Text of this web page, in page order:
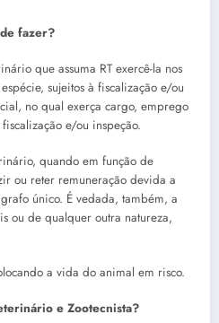
fazer?
que assuma RT exercê-la nos
sujeitos à fiscalização e/ou
no qual exerça cargo, emprego
e/ou inspeção.
quando em função de
ou reter remuneração devida a
único. É vedada, também, a
ou de qualquer outra natureza,
a vida do animal em risco.
e Zootecnista?